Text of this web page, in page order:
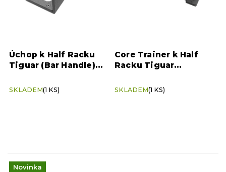
t
ů
Úchop k Half Racku
Tiguar (Bar Handle)
SKLADEM(1 KS)
Core Trainer k Half
Racku Tiguar
sílu
SKLADEM(1 KS)
Novinka